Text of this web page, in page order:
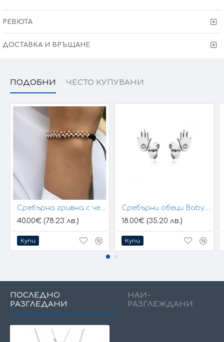
Защото всичко хубаво е с теб
РЕВЮТА
ДОСТАВКА И ВРЪЩАНЕ
ПОДОБНИ ЧЕСТО КУПУВАНИ
Сребърна гривна с черен конец и позлатени топчета
40.00€ (78.23 лв.)
Купи
Сребърни обеци Baby Hands
18.00€ (35.20 лв.)
Купи
ПОСЛЕДНО
РАЗГЛЕДАНИ
НАЙ-
РАЗГЛЕЖДАНИ